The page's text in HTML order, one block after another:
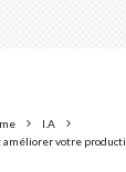
I.A
améliorer votre